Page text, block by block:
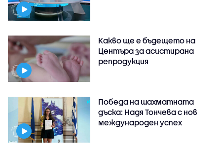
Какво ще е бъдещето на
Центъра за асистирана
репродукция
Победа на шахматната
дъска: Надя Тончева с нов
международен успех